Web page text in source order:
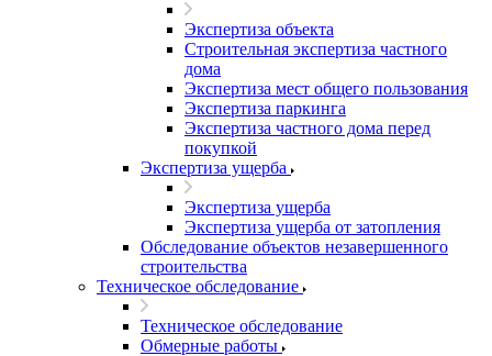
Экспертиза объекта
Строительная экспертиза частного
дома
Экспертиза мест общего пользования
Экспертиза паркинга
Экспертиза частного дома перед
покупкой
Экспертиза ущерба
Экспертиза ущерба
Экспертиза ущерба от затопления
Обследование объектов незавершенного
строительства
Техническое обследование
Техническое обследование
Обмерные работы